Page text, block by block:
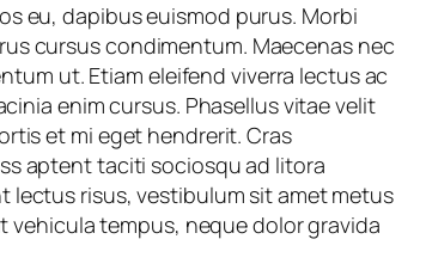
eu, dapibus euismod purus. Morbi
cursus condimentum. Maecenas nec
ut. Etiam eleifend viverra lectus ac
enim cursus. Phasellus vitae velit
et mi eget hendrerit. Cras
aptent taciti sociosqu ad litora
lectus risus, vestibulum sit amet metus
tempus, neque dolor gravida